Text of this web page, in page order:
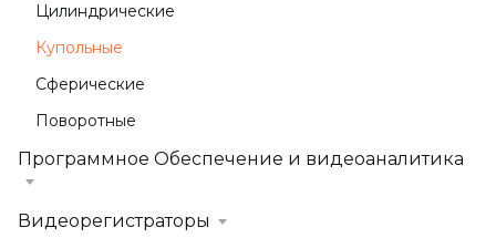
Цилиндрические
Купольные
Сферические
Поворотные
Программное Обеспечение и видеоаналитика
Видеорегистраторы